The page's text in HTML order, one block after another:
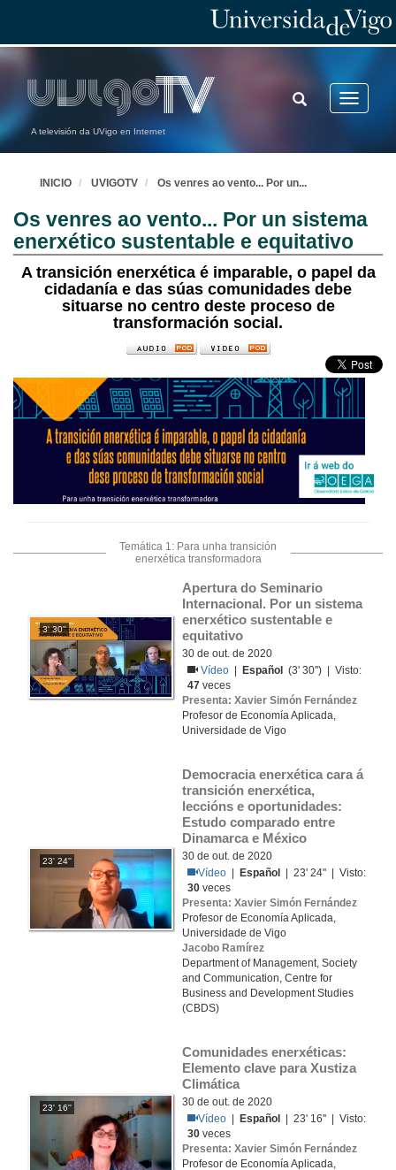
A televisión da UVigo en Internet
Toggle
TOGGLE
SEARCH
INICIO UVIGOTV Os venres ao vento... Por un...
Os venres ao vento... Por un sistema
enerxético sustentable e equitativo
A transición enerxética é imparable, o papel da
cidadanía e das súas comunidades debe
situarse no centro deste proceso de
transformación social.
Temática 1: Para unha transición
enerxética transformadora
3' 30''
Apertura do Seminario
Internacional. Por un sistema
enerxético sustentable e
equitativo
30 de out. de 2020
Vídeo
Español
(3' 30'') | Visto:
47 veces
Presenta: Xavier Simón Fernández
Profesor de Economía Aplicada,
Universidade de Vigo
23' 24''
Democracia enerxética cara á
transición enerxética,
leccións e oportunidades:
Estudo comparado entre
Dinamarca e México
30 de out. de 2020
Vídeo
Español
| 23' 24'' | Visto:
30 veces
Presenta: Xavier Simón Fernández
Profesor de Economía Aplicada,
Universidade de Vigo
Jacobo Ramírez
Department of Management, Society
and Communication, Centre for
Business and Development Studies
(CBDS)
23' 16''
Comunidades enerxéticas:
Elemento clave para Xustiza
Climática
30 de out. de 2020
Vídeo
Español
| 23' 16'' | Visto:
30 veces
Presenta: Xavier Simón Fernández
Profesor de Economía Aplicada,